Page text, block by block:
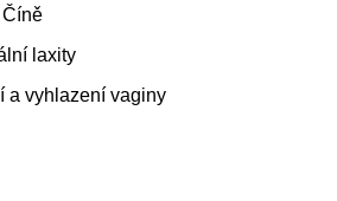
laxity
a vyhlazení vaginy